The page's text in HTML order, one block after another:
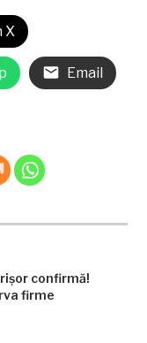
confirmă!
firme
X
Email